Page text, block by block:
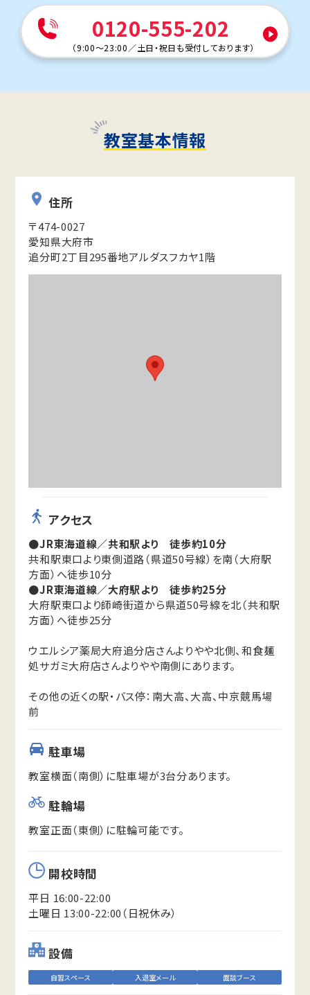
0120-555-202
（9:00～23:00 ／土日・祝日も受付しております）
教室基本情報
住所
〒474-0027
愛知県大府市
追分町2丁目295番地アルダスフカヤ1階
アクセス
●JR東海道線／共和駅より 徒歩約10分
共和駅東口より東側道路（県道50号線）を南（大府駅
方面）へ徒歩10分
●JR東海道線／大府駅より 徒歩約25分
大府駅東口より師崎街道から県道50号線を北（共和駅
方面）へ徒歩25分
ウエルシア薬局大府追分店さんよりやや北側、和食麺
処サガミ大府店さんよりやや南側にあります。
その他の近くの駅・バス停：南大高、大高、中京競馬場
前
駐車場
教室横面（南側）に駐車場が3台分あります。
駐輪場
教室正面（東側）に駐輪可能です。
開校時間
平日 16:00-22:00
土曜日 13:00-22:00（日祝休み）
設備
自習スペース 入退室メール 面談ブース